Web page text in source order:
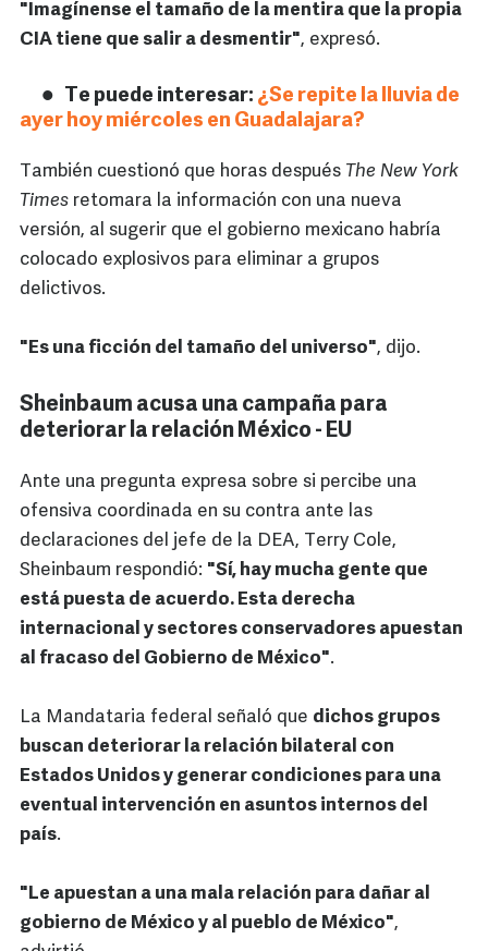
"Imagínense el tamaño de la mentira que la propia
CIA tiene que salir a desmentir", expresó.
Te puede interesar: ¿Se repite la lluvia de
ayer hoy miércoles en Guadalajara?
También cuestionó que horas después The New York
Times retomara la información con una nueva
versión, al sugerir que el gobierno mexicano habría
colocado explosivos para eliminar a grupos
delictivos.
"Es una ficción del tamaño del universo", dijo.
Sheinbaum acusa una campaña para
deteriorar la relación México - EU
Ante una pregunta expresa sobre si percibe una
ofensiva coordinada en su contra ante las
declaraciones del jefe de la DEA, Terry Cole,
Sheinbaum respondió: "Sí, hay mucha gente que
está puesta de acuerdo. Esta derecha
internacional y sectores conservadores apuestan
al fracaso del Gobierno de México".
La Mandataria federal señaló que dichos grupos
buscan deteriorar la relación bilateral con
Estados Unidos y generar condiciones para una
eventual intervención en asuntos internos del
país.
"Le apuestan a una mala relación para dañar al
gobierno de México y al pueblo de México",